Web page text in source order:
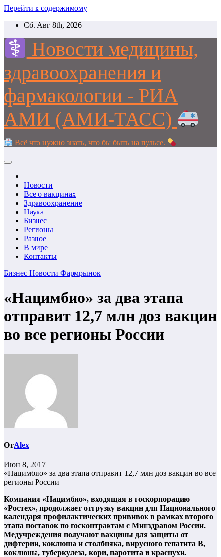
Перейти к содержимому
Сб. Авг 8th, 2026
Новости медицины,
здравоохранения и
фармакологии - РИА
АМИ (АМИ-ТАСС)
Всё что нужно знать, что бы быть на пульсе.
Новости
Все о вакцинах
Здравоохранение
Наука
Бизнес
Регионы
Разное
В мире
Контакты
Бизнес Новости Фармрынок
«Нацимбио» за два этапа
отправит 12,7 млн доз вакцин
во все регионы России
ОтAlex
Июн 8, 2017
«Нацимбио» за два этапа отправит 12,7 млн доз вакцин во все
регионы России
Компания «Нацимбио», входящая в госкорпорацию
«Ростех», продолжает отгрузку вакцин для Национального
календаря профилактических прививок в рамках второго
этапа поставок по госконтрактам с Минздравом России.
Медучреждения получают вакцины для защиты от
дифтерии, коклюша и столбняка, вирусного гепатита В,
коклюша, туберкулеза, кори, паротита и краснухи.